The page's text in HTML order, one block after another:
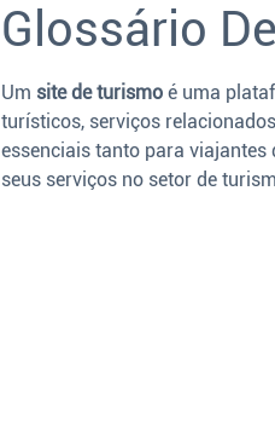
Glossário
Um site de turismo é uma
turísticos, serviços
essenciais tanto para
seus serviços no setor de